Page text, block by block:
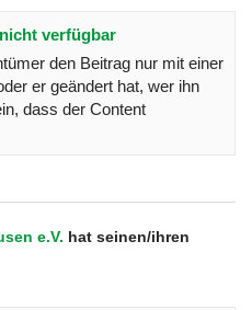
verfügbar
den Beitrag nur mit einer
er geändert hat, wer ihn
dass der Content
e.V. hat seinen/ihren